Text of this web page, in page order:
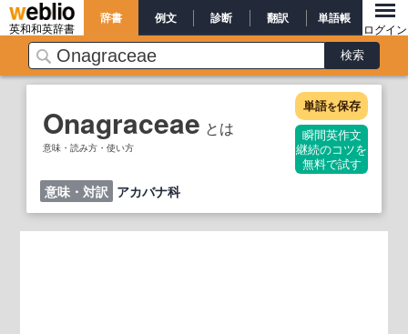
英和和英辞書
辞書 例文 診断 翻訳 単語帳
ログイン
Onagraceae とは
意味・読み方・使い方
単語を保存
瞬間英作文
継続のコツを
無料で試す
意味・対訳 アカバナ科